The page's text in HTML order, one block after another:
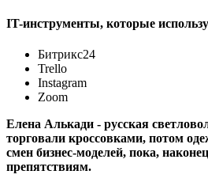
IT-инструменты, которые
Битрикс24
Trello
Instagram
Zoom
Елена Алькади - русская
торговали кроссовками, потом
смен бизнес-моделей, пока,
препятствиям.